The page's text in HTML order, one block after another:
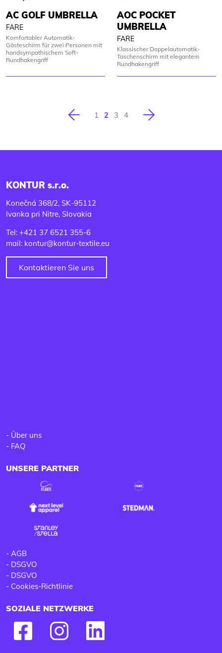
AC GOLF UMBRELLA
FARE
Komfortabler Automatik-
Gästeschirm für zwei Personen mit
handsympathischem Soft-
Rundhakengriff
AOC POCKET
UMBRELLA
FARE
Klassischer Doppelautomatik-
Taschenschirm mit elegantem
Rundhakengriff
Vorherige Nächste
1 2 3 4
KONTUR s.r.o.
Konečná 368/2, SK-95112
Ivanka pri Nitre, Slovakia
Tel: +421 37 6521 355-6
mail: kontur@kontur-textile.eu
Kontaktieren Sie uns
- Über uns
- FAQ
UNSERE PARTNER
- AGB
- DSGVO
- DSGVO
- Cookies-Richtlinie
SOZIALE NETZWERKE